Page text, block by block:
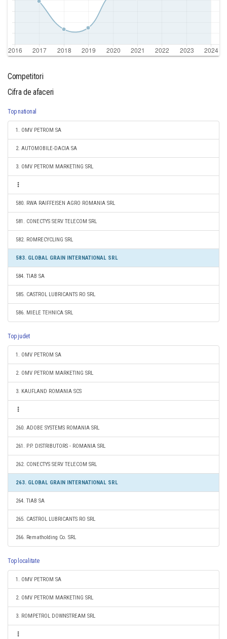
Competitori
Cifra de afaceri
Top national
1. OMV PETROM SA
2. AUTOMOBILE-DACIA SA
3. OMV PETROM MARKETING SRL
580. RWA RAIFFEISEN AGRO ROMANIA SRL
581. CONECTYS SERV TELECOM SRL
582. ROMRECYCLING SRL
583. GLOBAL GRAIN INTERNATIONAL SRL
584. TIAB SA
585. CASTROL LUBRICANTS RO SRL
586. MIELE TEHNICA SRL
Top judet
1. OMV PETROM SA
2. OMV PETROM MARKETING SRL
3. KAUFLAND ROMANIA SCS
260. ADOBE SYSTEMS ROMANIA SRL
261. P.P. DISTRIBUTORS - ROMANIA SRL
262. CONECTYS SERV TELECOM SRL
263. GLOBAL GRAIN INTERNATIONAL SRL
264. TIAB SA
265. CASTROL LUBRICANTS RO SRL
266. Rematholding Co. SRL
Top localitate
1. OMV PETROM SA
2. OMV PETROM MARKETING SRL
3. ROMPETROL DOWNSTREAM SRL